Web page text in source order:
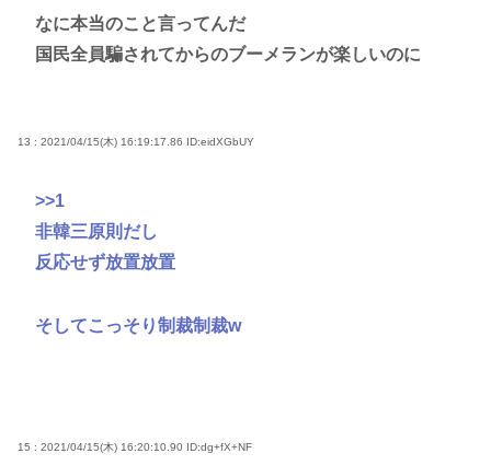
なに本当のこと言ってんだ
国民全員騙されてからのブーメランが楽しいのに
13 : 2021/04/15(木) 16:19:17.86 ID:eidXGbUY
>>1
非韓三原則だし
反応せず放置放置
そしてこっそり制裁制裁w
15 : 2021/04/15(木) 16:20:10.90 ID:dg+fX+NF